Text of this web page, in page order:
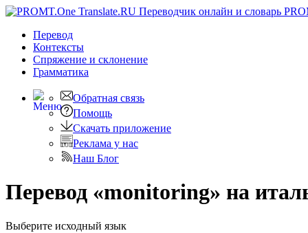
Перевод
Контексты
Спряжение и склонение
Грамматика
Обратная связь
Помощь
Скачать приложение
Реклама у нас
Наш Блог
Перевод «monitoring» на
Выберите исходный язык